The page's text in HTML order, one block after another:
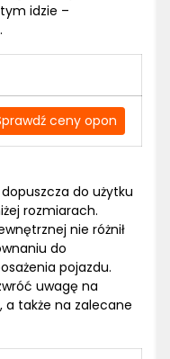
idzie –
ceny opon
do użytku
rozmiarach.
nie różnił
do
pojazdu.
uwagę na
także na zalecane